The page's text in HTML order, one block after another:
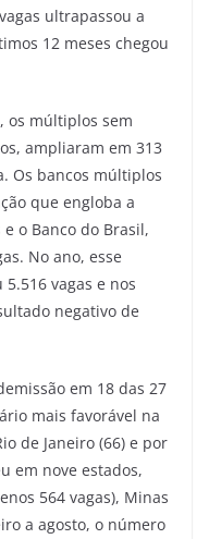
ultrapassou a
12 meses chegou
os múltiplos sem
ampliaram em 313
Os bancos múltiplos
que engloba a
o Banco do Brasil,
No ano, esse
vagas e nos
negativo de
em 18 das 27
mais favorável na
de Janeiro (66) e por
em nove estados,
564 vagas), Minas
a agosto, o número